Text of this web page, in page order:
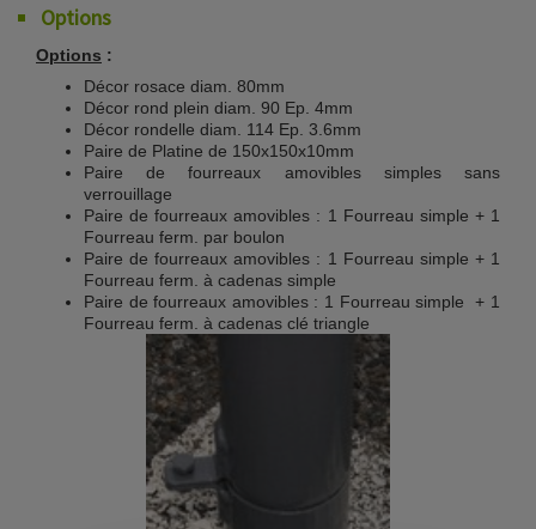
Options
Options :
Décor rosace diam. 80mm
Décor rond plein diam. 90 Ep. 4mm
Décor rondelle diam. 114 Ep. 3.6mm
Paire de Platine de 150x150x10mm
Paire de fourreaux amovibles simples sans
verrouillage
Paire de fourreaux amovibles : 1 Fourreau simple + 1
Fourreau ferm. par boulon
Paire de fourreaux amovibles : 1 Fourreau simple + 1
Fourreau ferm. à cadenas simple
Paire de fourreaux amovibles : 1 Fourreau simple + 1
Fourreau ferm. à cadenas clé triangle